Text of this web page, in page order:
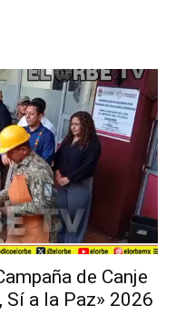
de Canje
Sí a la Paz» 2026